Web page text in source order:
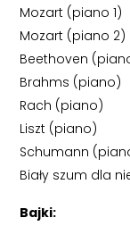
Mozart (piano 1)
Mozart (piano 2)
Beethoven
Brahms (piano)
Rach (piano)
Liszt (piano)
Schumann
Biały szum dla
Bajki: